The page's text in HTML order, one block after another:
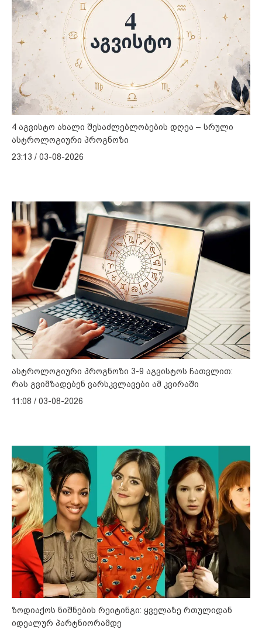
4 აგვისტო ახალი შესაძლებლობების დღეა – სრული
ასტროლოგიური პროგნოზი
23:13 / 03-08-2026
ასტროლოგიური პროგნოზი 3-9 აგვისტოს ჩათვლით:
რას გვიმზადებენ ვარსკვლავები ამ კვირაში
11:08 / 03-08-2026
ზოდიაქოს ნიშნების რეიტინგი: ყველაზე რთულიდან
იდეალურ პარტნიორამდე